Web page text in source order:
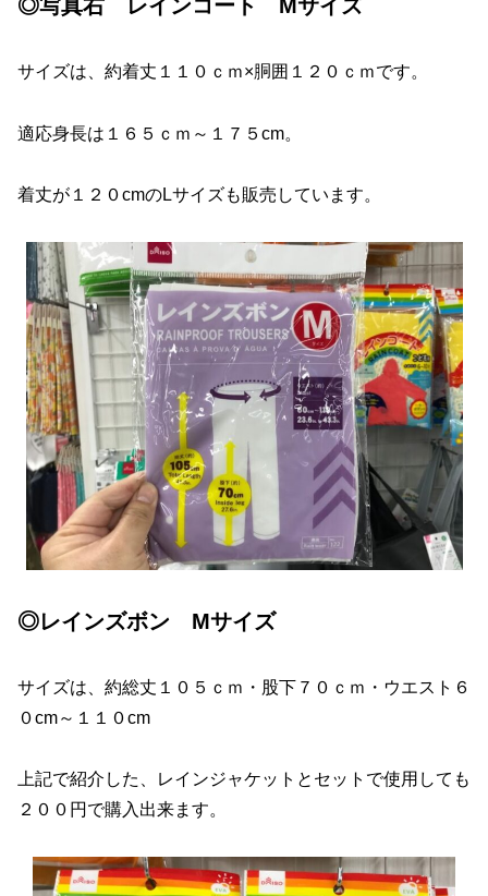
◎写真右 レインコート Mサイズ
サイズは、約着丈１１０ｃｍ×胴囲１２０ｃｍです。
適応身長は１６５ｃｍ～１７５cm。
着丈が１２０cmのLサイズも販売しています。
◎レインズボン Mサイズ
サイズは、約総丈１０５ｃｍ・股下７０ｃｍ・ウエスト６
０cm～１１０cm
上記で紹介した、レインジャケットとセットで使用しても
２００円で購入出来ます。